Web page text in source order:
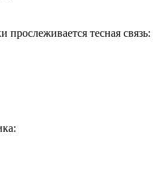
тесная связь: